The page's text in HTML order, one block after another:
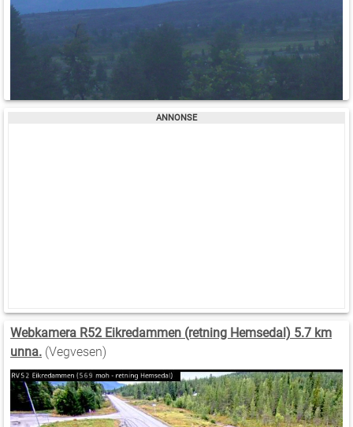
Webkamera R52 Eikredammen (retning Hemsedal) 5.7 km
unna. (Vegvesen)